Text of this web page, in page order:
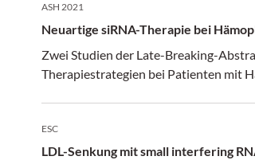
ASH 2021
Neuartige siRNA-Therapie bei
Zwei Studien der Late-Breaking-
Therapiestrategien bei Patienten mit
ESC
LDL-Senkung mit small interfering